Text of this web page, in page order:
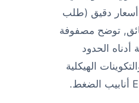
دقيق (طلب
توضح مصفوفة
أدناه الحدود
الهيكلية